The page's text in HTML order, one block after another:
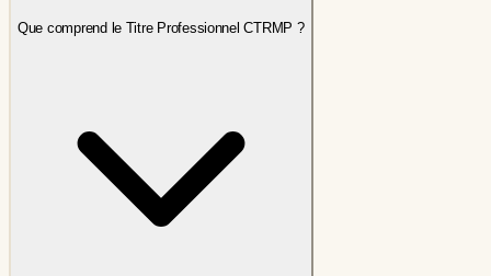
Que comprend le Titre Professionnel CTRMP ?